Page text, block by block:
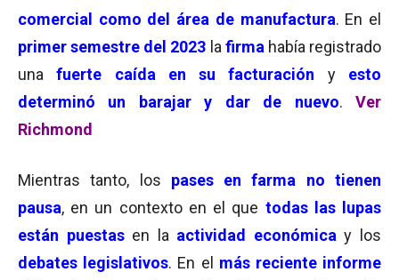
comercial como del área de manufactura. En el
primer semestre del 2023 la firma había registrado
unafuerte caída en su facturación y esto
determinó un barajar y dar de nuevo.Ver
Richmond
Mientras tanto, los pases en farma no tienen
pausa, en un contexto en el que todas las lupas
están puestasen la actividad económica y los
debates legislativos. En el más reciente informe